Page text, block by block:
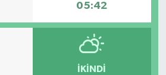
05:42
İKINDI